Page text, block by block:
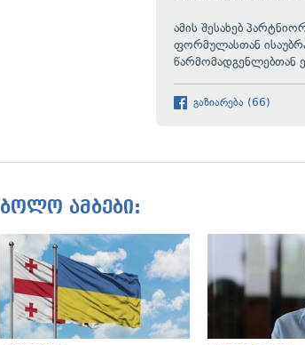
ამის შესახებ
ფორმულასთან
წარმომადგენლებთან
გაზიარება (66)
ბოლო ამბები:
გადახედვა